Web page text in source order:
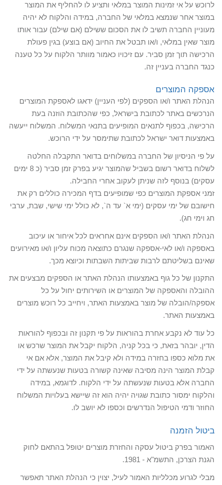
לרוכש על אי זמינות המוצר במלאי ותציע לו להחליף את המוצר
במוצר אחר שנמצא במלאי של החברה, במידה והלקוח לא יהיה
מעוניין החברה תשיב לו את הסכום ששילם (אם שילם) עבור אותו
מוצר שאין במלאי, ו/או תבטל את החיוב (אם בוצע) בגין פעולת
הרכישה תוך זמן סביר. עם זיכויו כאמור מוותר הלקוח על כל טענה
כנגד החברה בעניין זה.
אספקה המוצרים
הנהלת האתר ו/או הספקים (לפי העניין) ידאגו לאספקת המוצרים
הנרכשים באתר לכתובת בישראל, כפי שהכתובת הוזנה בעת
הרכישה, בכפוף לתנאים המופיעים בתנאי המשלוח. המשלוח ייעשה
באמצעות דואר ישראל לכתובת שתימסר על ידי הרוכש.
על פי הניסיון של החברה במשלוחים בדואר התקבלה החלטה
לשלוח בדואר רשום בשביל שהמוצר יגיע בפרק זמן סביר (כ 8 ימים
עסקים) בנוסף לזה שניתן לעקוב אחרי החבילה.
זמני אספקת המוצרים כפי שמופיעים בדף המכירה כוללים רק את
חישובם של ימי עסקים (ימי א` עד ה`, לא כולל ימי שישי, שבת, ערבי
חג וימי חג).
הנהלת האתר ו/או הספקים אינם אחראים לכל איחור או עיכוב
באספקה ו/או לאי-אספקה שנגרם כתוצאה מכוח עליון ו/או מאירועים
שאינם בשליטתם לרבות שביתות השבתות וכיוצא מכך.
התקנון של כל גוף באמצעותו הנהלת האתר או הספקים מבצעים את
ההובלה והאספקה של המוצרים או השירותים יחול על כל
אספקה/הובלה של מוצר באמצעות האתר, ויחייב כל רוכש מוצרים
באמצעות האתר.
כל עוד לא נקבע אחרת בהוראות על פי תקנון זה ובכפוף להוראות
הדין, יובהר בזאת, כי בכל קניה, הלקוח יקבל את המוצר שרכש או
את מלוא כספו בחזרה במידה ולא קיבל את המוצר, אלא אם אי
קבלת המוצר הינה מסיבה שאינה קשורה בטעות שנעשתה על ידי
החברה אלא בטעות שנעשתה על ידי הלקוח. לדוגמא, במידה
והלקוח ימסור כתובת שגויה יהיה הוא זה שיישא בעלויות המשלוח
החוזר ודמי הטיפול הנדרשים וכספו לא יושב לו.
ביטול הזמנה
האמור בפרק ביטול עסקה והחזרת מוצרים יטופל בהתאם לחוק
הגנת הצרכן, התשמ"א - 1981.
מבלי לגרוע מכלליות האמור לעיל, יצוין כי הנהלת האתר תאפשר